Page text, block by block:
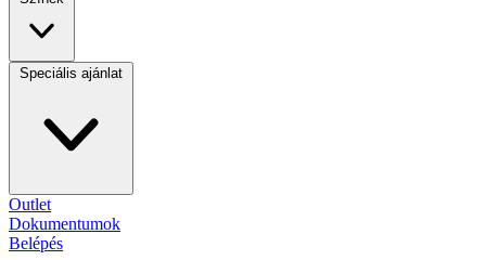
Speciális ajánlat
Outlet
Dokumentumok
Belépés